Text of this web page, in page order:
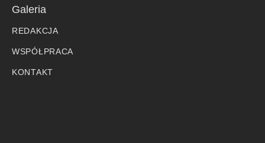
Galeria
REDAKCJA
WSPÓŁPRACA
KONTAKT